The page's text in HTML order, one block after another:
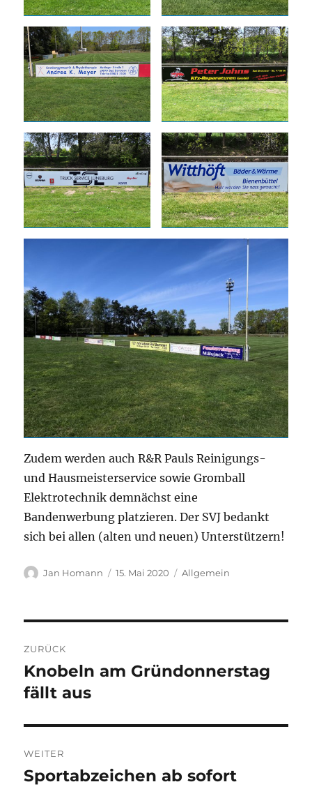
Zudem werden auch R&R Pauls Reinigungs-
und Hausmeisterservice sowie Gromball
Elektrotechnik demnächst eine
Bandenwerbung platzieren. Der SVJ bedankt
sich bei allen (alten und neuen) Unterstützern!
Autor
Jan Homann
Veröffentlicht
15. Mai 2020 Kategorien
Allgemein
ZURÜCK
Vorheriger
Beitrag:
Knobeln am Gründonnerstag
fällt aus
WEITER
Nächster
Sportabzeichen ab sofort